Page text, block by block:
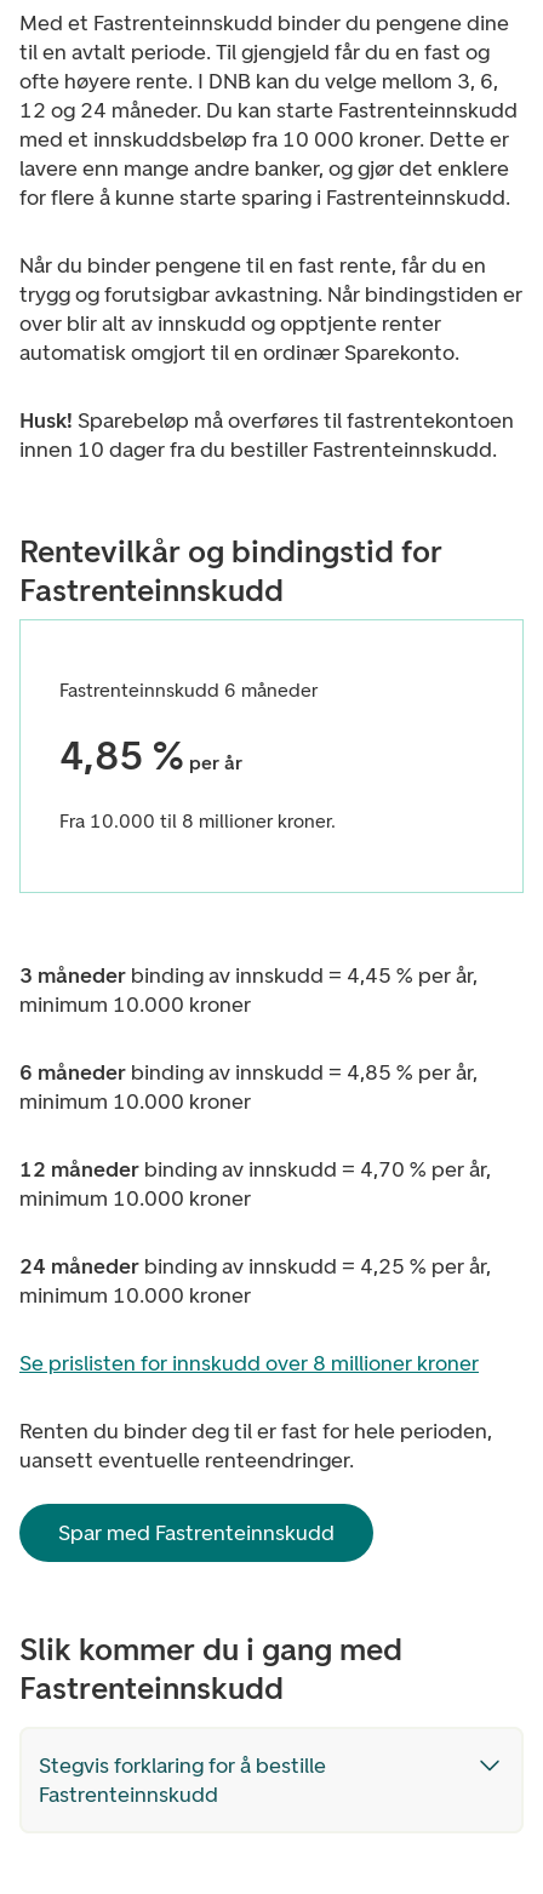
Med et Fastrenteinnskudd binder du pengene dine
til en avtalt periode. Til gjengjeld får du en fast og
ofte høyere rente. I DNB kan du velge mellom 3, 6,
12 og 24 måneder. Du kan starte Fastrenteinnskudd
med et innskuddsbeløp fra 10 000 kroner. Dette er
lavere enn mange andre banker, og gjør det enklere
for flere å kunne starte sparing i Fastrenteinnskudd.
Når du binder pengene til en fast rente, får du en
trygg og forutsigbar avkastning. Når bindingstiden er
over blir alt av innskudd og opptjente renter
automatisk omgjort til en ordinær Sparekonto.
Husk! Sparebeløp må overføres til fastrentekontoen
innen 10 dager fra du bestiller Fastrenteinnskudd.
Rentevilkår og bindingstid for
Fastrenteinnskudd
Fastrenteinnskudd 6 måneder
4,85 % per år
Fra 10.000 til 8 millioner kroner.
3 måneder binding av innskudd = 4,45 % per år,
minimum 10.000 kroner
6 måneder binding av innskudd = 4,85 % per år,
minimum 10.000 kroner
12 måneder binding av innskudd = 4,70 % per år,
minimum 10.000 kroner
24 måneder binding av innskudd = 4,25 % per år,
minimum 10.000 kroner
Se prislisten for innskudd over 8 millioner kroner
Renten du binder deg til er fast for hele perioden,
uansett eventuelle renteendringer.
Spar med Fastrenteinnskudd
Slik kommer du i gang med
Fastrenteinnskudd
Stegvis forklaring for å bestille
Fastrenteinnskudd